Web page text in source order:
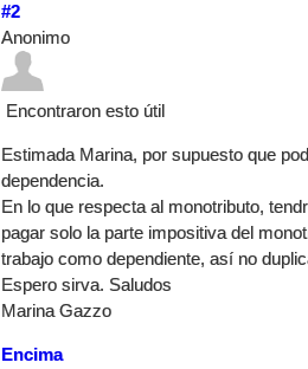
#2
Anonimo
Encontraron esto útil
Estimada Marina, por supuesto que
dependencia.
En lo que respecta al monotributo,
pagar solo la parte impositiva del
trabajo como dependiente, así no
Espero sirva. Saludos
Marina Gazzo
Encima